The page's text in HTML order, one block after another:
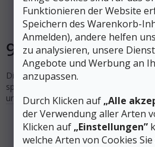
Funktionieren der Website
Speichern des Warenkorb-
Anmelden), andere helfen
zu analysieren, unsere
Angebote und Werbung an
anzupassen.
Durch Klicken auf „Alle
der Verwendung aller Arten
Klicken auf „Einstellungen”
welche Arten von Cookies
97 €
Die LEDLENSER NEO 5R ist dank
speziell angepassten Lichtleistung die
urbane Nachtläufer.